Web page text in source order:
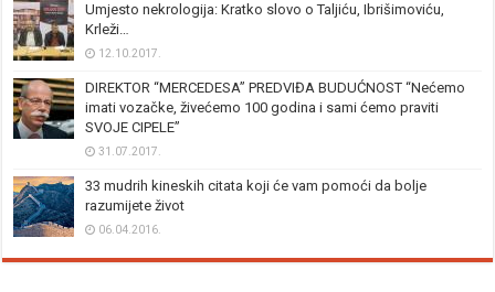
Umjesto nekrologija: Kratko slovo o Taljiću, Ibrišimoviću,
Krleži…
12.10.2017.
DIREKTOR “MERCEDESA” PREDVIĐA BUDUĆNOST “Nećemo
imati vozačke, živećemo 100 godina i sami ćemo praviti
SVOJE CIPELE”
31.07.2017.
33 mudrih kineskih citata koji će vam pomoći da bolje
razumijete život
06.04.2016.